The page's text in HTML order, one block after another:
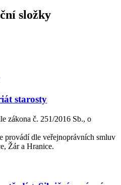
složky
starosty
zákona č. 251/2016 Sb., o
provádí dle veřejnoprávních smluv
Žár a Hranice.